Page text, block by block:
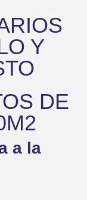
Y
DE
a la